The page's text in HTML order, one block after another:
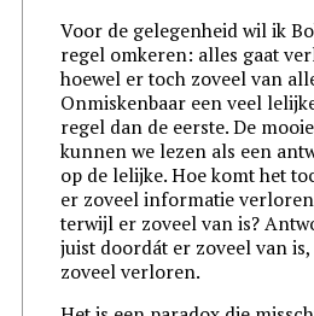
Voor de gelegenheid wil ik
regel omkeren: alles gaat
hoewel er toch zoveel van
Onmiskenbaar een veel
regel dan de eerste. De
kunnen we lezen als een
op de lelijke. Hoe komt het
er zoveel informatie
terwijl er zoveel van is?
juist doordát er zoveel van is,
zoveel verloren.